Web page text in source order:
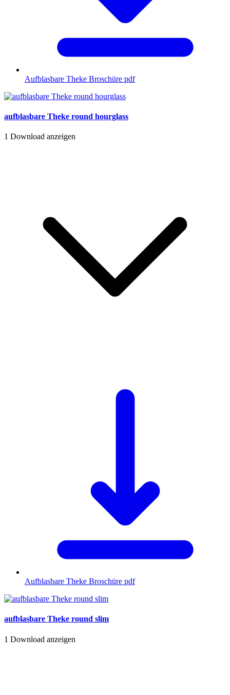
Aufblasbare Theke Broschüre pdf
aufblasbare Theke round hourglass
1 Download anzeigen
Aufblasbare Theke Broschüre pdf
aufblasbare Theke round slim
1 Download anzeigen